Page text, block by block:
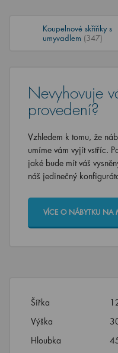
Koupelnové skříňky s
umyvadlem (347)
Nevyhovuje
provedení?
Vzhledem k tomu, že
umíme vám vyjít vstříc.
jaké bude mít váš
náš jedinečný
VÍCE O NÁBYTKU NA
Šířka
Výška
Hloubka